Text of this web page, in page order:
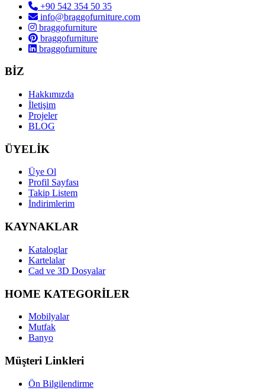
+90 542 354 50 35
info@braggofurniture.com
braggofurniture
braggofurniture
braggofurniture
BİZ
Hakkımızda
İletişim
Projeler
BLOG
ÜYELİK
Üye Ol
Profil Sayfası
Takip Listem
İndirimlerim
KAYNAKLAR
Kataloglar
Kartelalar
Cad ve 3D Dosyalar
HOME KATEGORİLER
Mobilyalar
Mutfak
Banyo
Müşteri Linkleri
Ön Bilgilendirme